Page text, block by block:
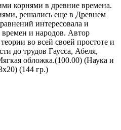
корнями в древние времена.
решались еще в Древнем
интересовала и
времен и народов. Автор
во всей своей простоте и
до трудов Гаусса, Абеля,
обложка.(100.00) (Наука и
(144 гр.)